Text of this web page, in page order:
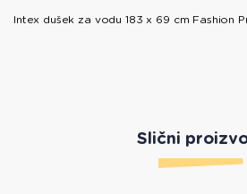
Intex dušek za vodu 183 x 69 cm Fashion
Slični